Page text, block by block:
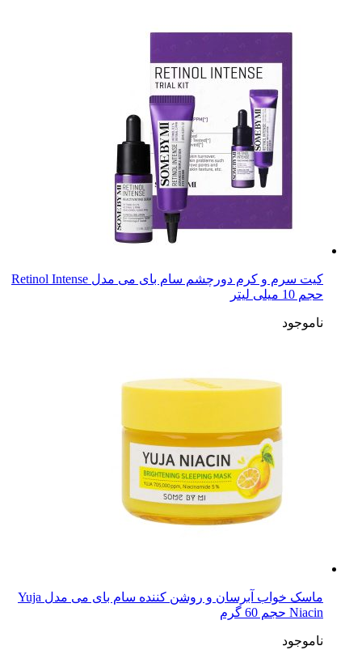
کیت سرم و کرم دورچشم سام بای می مدل Retinol Intense
حجم 10 میلی لیتر
ناموجود
ماسک خواب آبرسان و روشن کننده سام بای می مدل Yuja
Niacin حجم 60 گرم
ناموجود